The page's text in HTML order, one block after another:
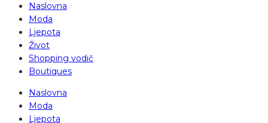
Naslovna
Moda
Ljepota
Život
Shopping vodič
Boutiques
Naslovna
Moda
Ljepota